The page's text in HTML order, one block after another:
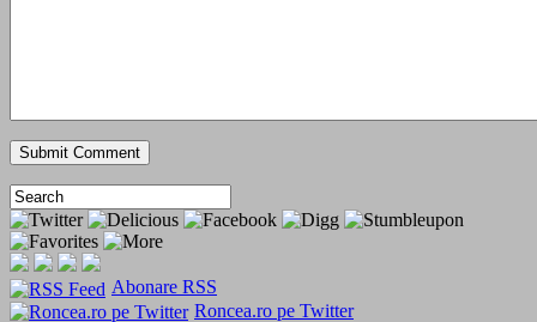
Abonare RSS
Roncea.ro pe Twitter